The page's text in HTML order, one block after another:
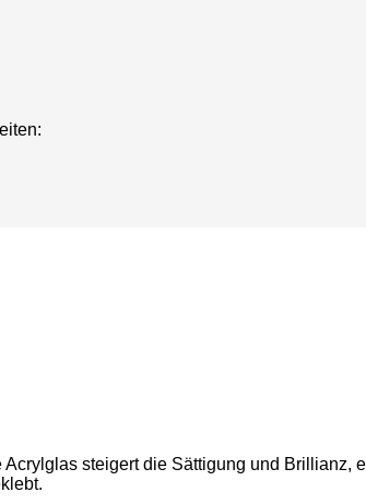
steigert die Sättigung und